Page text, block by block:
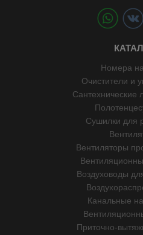
Номера
Очистители и
Сантехнические
Сушилки для
Вентиляторы
Воздуховоды
Канальные
Приточно-